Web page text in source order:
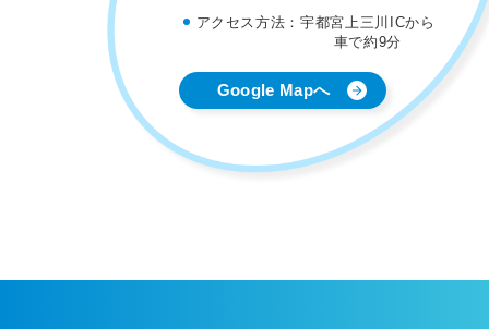
アクセス方法：宇都宮上三川ICから
車で約9分
Google Mapへ